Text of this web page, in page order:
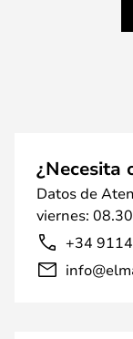
¿Necesita
Datos de
viernes:
+34